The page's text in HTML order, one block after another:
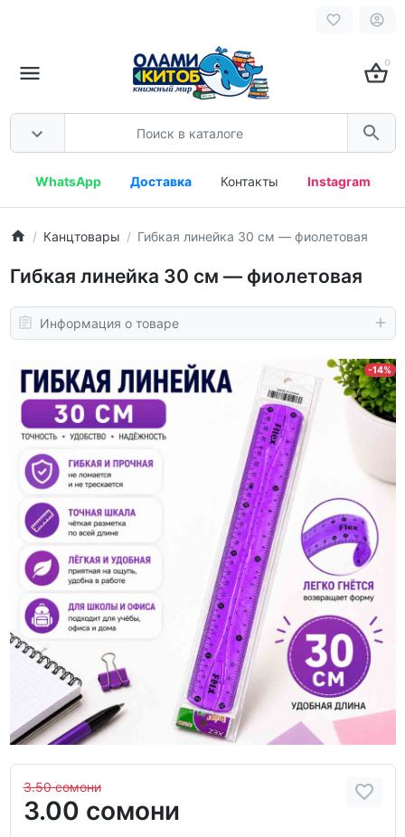
0
WhatsApp Доставка Контакты Instagram
Канцтовары Гибкая линейка 30 см — фиолетовая
Гибкая линейка 30 см — фиолетовая
Информация о товаре
-14%
3.50 сомони
3.00 сомони